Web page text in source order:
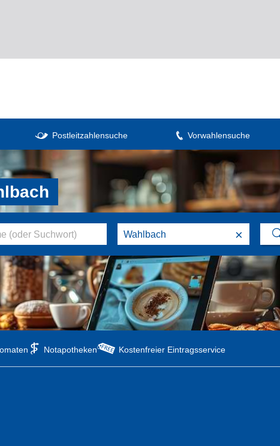
Postleitzahlensuche Vorwahlensuche
×
Notapotheken Kostenfreier Eintragsservice